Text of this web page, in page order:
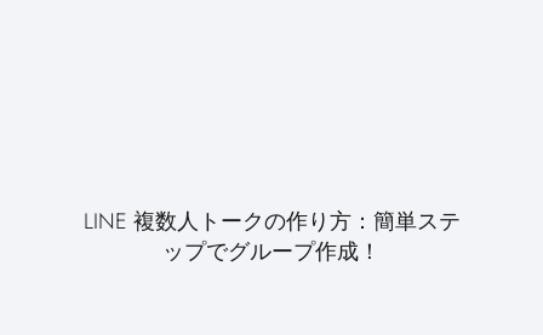
LINE 複数人トークの作り方：簡単ステ
ップでグループ作成！